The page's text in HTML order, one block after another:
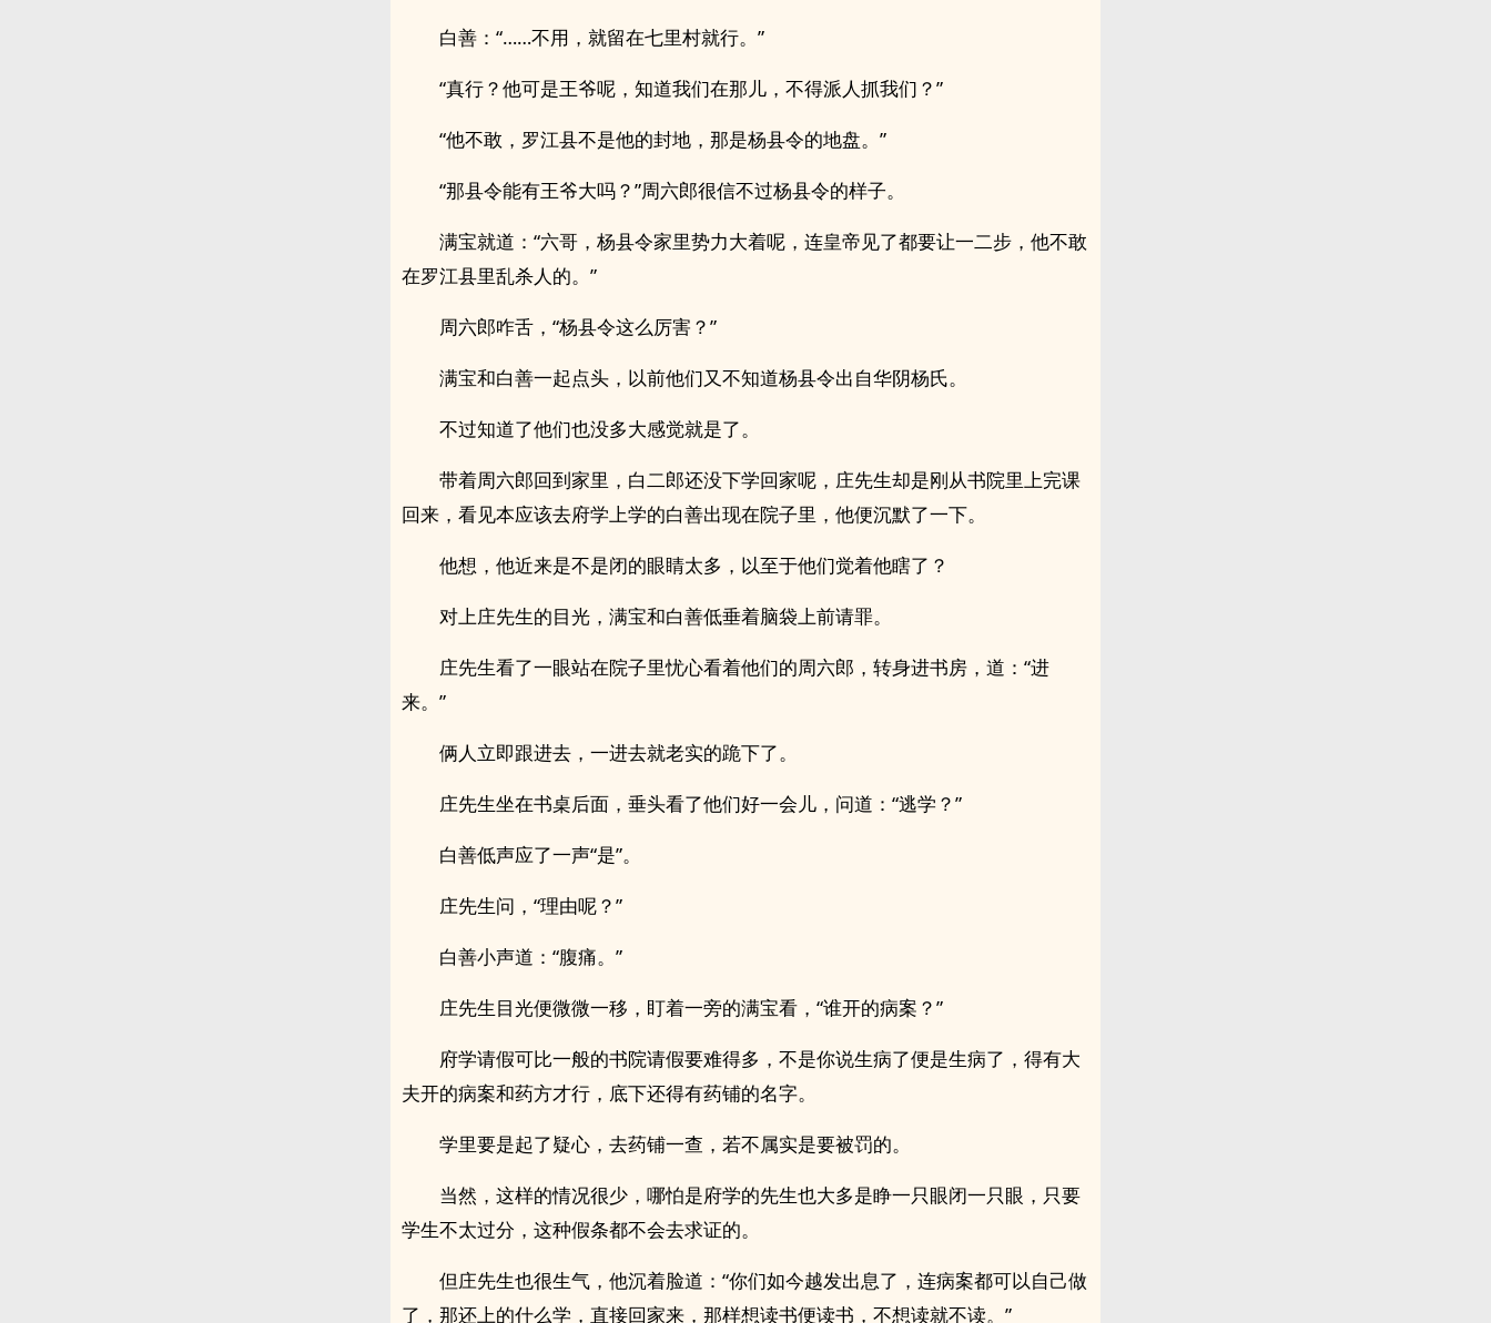
白善：“……不用，就留在七里村就行。”
“真行？他可是王爷呢，知道我们在那儿，不得派人抓我们？”
“他不敢，罗江县不是他的封地，那是杨县令的地盘。”
“那县令能有王爷大吗？”周六郎很信不过杨县令的样子。
满宝就道：“六哥，杨县令家里势力大着呢，连皇帝见了都要让一二步，他不敢
在罗江县里乱杀人的。”
周六郎咋舌，“杨县令这么厉害？”
满宝和白善一起点头，以前他们又不知道杨县令出自华阴杨氏。
不过知道了他们也没多大感觉就是了。
带着周六郎回到家里，白二郎还没下学回家呢，庄先生却是刚从书院里上完课
回来，看见本应该去府学上学的白善出现在院子里，他便沉默了一下。
他想，他近来是不是闭的眼睛太多，以至于他们觉着他瞎了？
对上庄先生的目光，满宝和白善低垂着脑袋上前请罪。
庄先生看了一眼站在院子里忧心看着他们的周六郎，转身进书房，道：“进
来。”
俩人立即跟进去，一进去就老实的跪下了。
庄先生坐在书桌后面，垂头看了他们好一会儿，问道：“逃学？”
白善低声应了一声“是”。
庄先生问，“理由呢？”
白善小声道：“腹痛。”
庄先生目光便微微一移，盯着一旁的满宝看，“谁开的病案？”
府学请假可比一般的书院请假要难得多，不是你说生病了便是生病了，得有大
夫开的病案和药方才行，底下还得有药铺的名字。
学里要是起了疑心，去药铺一查，若不属实是要被罚的。
当然，这样的情况很少，哪怕是府学的先生也大多是睁一只眼闭一只眼，只要
学生不太过分，这种假条都不会去求证的。
但庄先生也很生气，他沉着脸道：“你们如今越发出息了，连病案都可以自己做
了，那还上的什么学，直接回家来，那样想读书便读书，不想读就不读。”